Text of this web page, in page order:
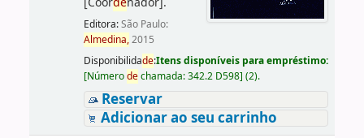
Editora:São Paulo:
Almedina,2015
Disponibilidade:Itens disponíveis para empréstimo:
[Númerodechamada:342.2 D598] (2).
Reservar
Adicionar ao seu carrinho